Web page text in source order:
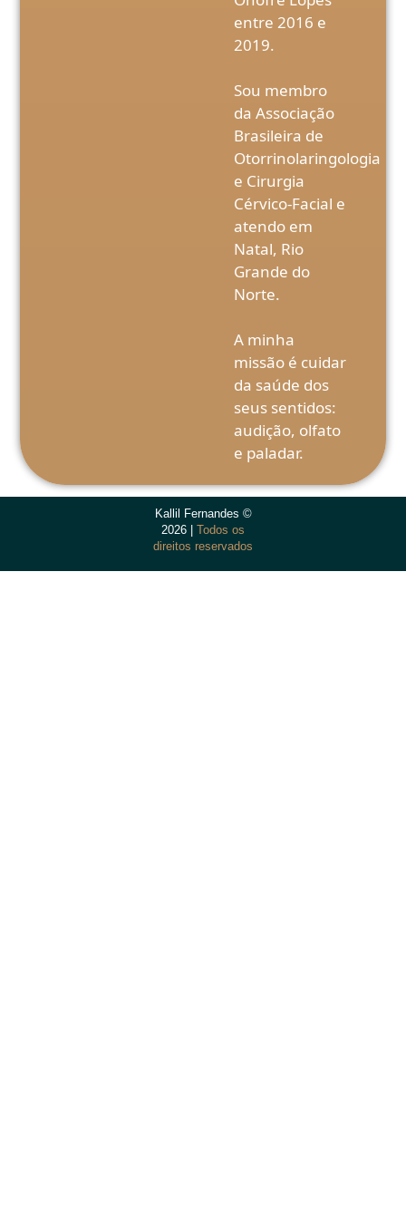
entre 2016 e
2019.
Sou membro
da Associação
Brasileira de
Otorrinolaringologia
e Cirurgia
Cérvico-Facial e
atendo em
Natal, Rio
Grande do
Norte.
A minha
missão é cuidar
da saúde dos
seus sentidos:
audição, olfato
e paladar.
Kallil Fernandes ©
2026 |
Todos os
direitos reservados